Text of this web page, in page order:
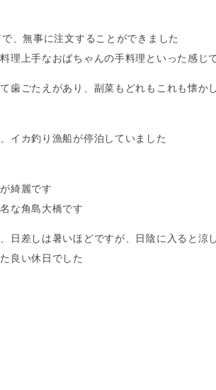
、無事に注文することができました
理上手なおばちゃんの手料理といった感じ
歯ごたえがあり、副菜もどれもこれも懐か
イカ釣り漁船が停泊していました
綺麗です
な角島大橋です
日差しは暑いほどですが、日陰に入ると涼
良い休日でした